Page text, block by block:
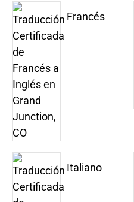
Francés
Italiano